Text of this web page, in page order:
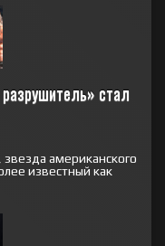
стал
американского
известный как